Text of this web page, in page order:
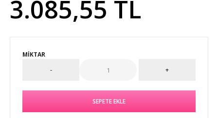
3.085,55 TL
MIKTAR